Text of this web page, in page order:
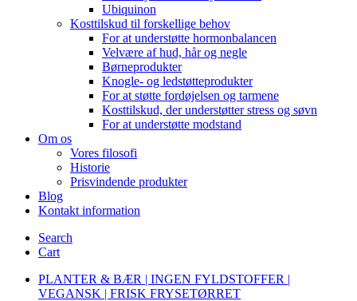
Ubiquinon
Kosttilskud til forskellige behov
For at understøtte hormonbalancen
Velvære af hud, hår og negle
Børneprodukter
Knogle- og ledstøtteprodukter
For at støtte fordøjelsen og tarmene
Kosttilskud, der understøtter stress og søvn
For at understøtte modstand
Om os
Vores filosofi
Historie
Prisvindende produkter
Blog
Kontakt information
Search
Cart
PLANTER & BÆR | INGEN FYLDSTOFFER |
VEGANSK | FRISK FRYSETØRRET